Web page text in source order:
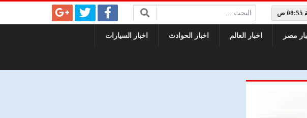
البحث:
مصر اخبار العالم اخبار الحوادث اخبار السيارات